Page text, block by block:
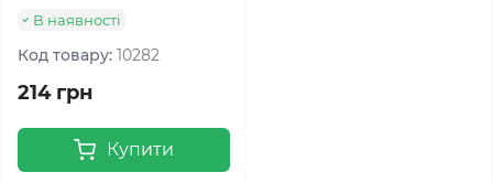
В наявності
Код товару: 10282
214 грн
Купити